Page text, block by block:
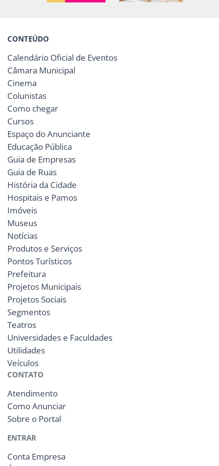
CONTEÚDO
Calendário Oficial de Eventos
Câmara Municipal
Cinema
Colunistas
Como chegar
Cursos
Espaço do Anunciante
Educação Pública
Guia de Empresas
Guia de Ruas
História da Cidade
Hospitais e Pamos
Imóveis
Museus
Notícias
Produtos e Serviços
Pontos Turísticos
Prefeitura
Projetos Municipais
Projetos Sociais
Segmentos
Teatros
Universidades e Faculdades
Utilidades
Veículos
CONTATO
Atendimento
Como Anunciar
Sobre o Portal
ENTRAR
Conta Empresa